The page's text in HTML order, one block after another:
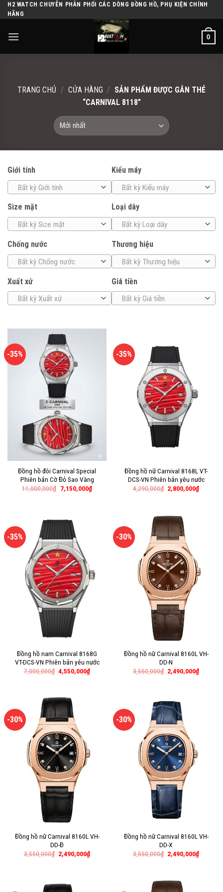
Skip
to
content
H2 WATCH CHUYÊN PHÂN PHỐI CÁC DÒNG ĐỒNG HỒ, PHỤ KIỆN CHÍNH
HÃNG
0
TRANG CHỦ / CỬA HÀNG / SẢN PHẨM ĐƯỢC GẮN THẺ
“CARNIVAL 8118”
Giới tính
Bất kỳ Giới tính
Kiểu máy
Bất kỳ Kiểu máy
Size mặt
Bất kỳ Size mặt
Loại dây
Bất kỳ Loại dây
Chống nước
Bất kỳ Chống nước
Thương hiệu
Bất kỳ Thương hiệu
Xuất xứ
Bất kỳ Xuất xứ
Giá tiền
Bất kỳ Giá tiền
-35%
Đồng hồ đôi Carnival Special
Phiên bản Cờ Đỏ Sao Vàng
11,000,000₫ 7,150,000₫
-35%
Đồng hồ nữ Carnival 8168L VT-
DCS-VN Phiên bản yêu nước
4,290,000₫ 2,800,000₫
-35%
Đồng hồ nam Carnival 8168G
VT-DCS-VN Phiên bản yêu nước
7,000,000₫ 4,550,000₫
-30%
Đồng hồ nữ Carnival 8160L VH-
DD-N
3,550,000₫ 2,490,000₫
-30%
Đồng hồ nữ Carnival 8160L VH-
DD-Đ
3,550,000₫ 2,490,000₫
-30%
Đồng hồ nữ Carnival 8160L VH-
DD-X
3,550,000₫ 2,490,000₫